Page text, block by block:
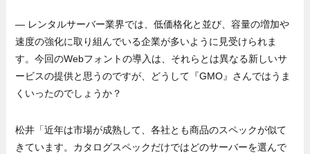
— レンタルサーバー業界では、低価格化と並び、容量の増加や
速度の強化に取り組んでいる企業が多いように見受けられま
す。今回のWebフォントの導入は、それらとは異なる新しいサ
ービスの提供と思うのですが、どうして『GMO』さんではうま
くいったのでしょうか？
松井「近年は市場が成熟して、各社とも商品のスペックが似て
きています。カタログスペックだけではどのサーバーを選んで